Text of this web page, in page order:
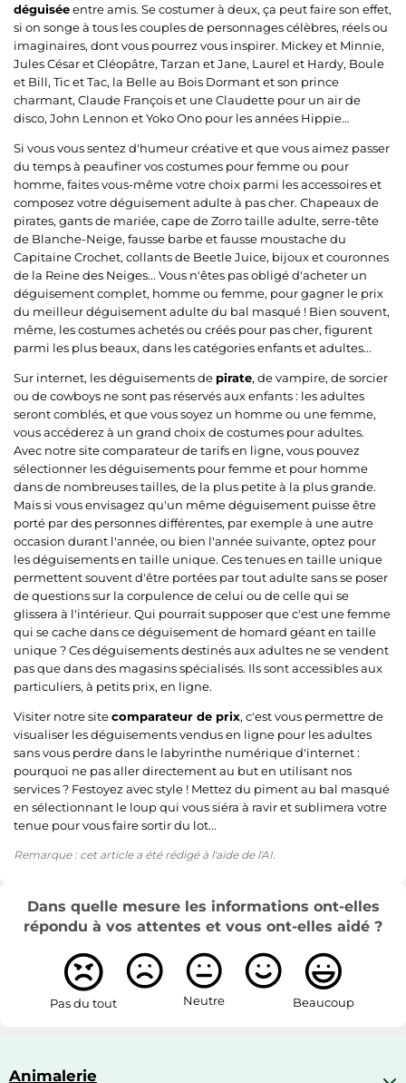
déguiséeentre amis. Se costumer à deux, ça peut faire son effet,
si on songe à tous les couples de personnages célèbres, réels ou
imaginaires, dont vous pourrez vous inspirer. Mickey et Minnie,
Jules César et Cléopâtre, Tarzan et Jane, Laurel et Hardy, Boule
et Bill, Tic et Tac, la Belle au Bois Dormant et son prince
charmant, Claude François et une Claudette pour un air de
disco, John Lennon et Yoko Ono pour les années Hippie…
Si vous vous sentez d'humeur créative et que vous aimez passer
du temps à peaufiner vos costumes pour femme ou pour
homme, faites vous-même votre choix parmi les accessoires et
composez votre déguisement adulte à pas cher. Chapeaux de
pirates, gants de mariée, cape de Zorro taille adulte, serre-tête
de Blanche-Neige, fausse barbe et fausse moustache du
Capitaine Crochet, collants de Beetle Juice, bijoux et couronnes
de la Reine des Neiges... Vous n'êtes pas obligé d'acheter un
déguisement complet, homme ou femme, pour gagner le prix
du meilleur déguisement adulte du bal masqué ! Bien souvent,
même, les costumes achetés ou créés pour pas cher, figurent
parmi les plus beaux, dans les catégories enfants et adultes...
Sur internet, les déguisements de pirate, de vampire, de sorcier
ou de cowboys ne sont pas réservés aux enfants : les adultes
seront comblés, et que vous soyez un homme ou une femme,
vous accéderez à un grand choix de costumes pour adultes.
Avec notre site comparateur de tarifs en ligne, vous pouvez
sélectionner les déguisements pour femme et pour homme
dans de nombreuses tailles, de la plus petite à la plus grande.
Mais si vous envisagez qu'un même déguisement puisse être
porté par des personnes différentes, par exemple à une autre
occasion durant l'année, ou bien l'année suivante, optez pour
les déguisements en taille unique. Ces tenues en taille unique
permettent souvent d'être portées par tout adulte sans se poser
de questions sur la corpulence de celui ou de celle qui se
glissera à l'intérieur. Qui pourrait supposer que c'est une femme
qui se cache dans ce déguisement de homard géant en taille
unique ? Ces déguisements destinés aux adultes ne se vendent
pas que dans des magasins spécialisés. Ils sont accessibles aux
particuliers, à petits prix, en ligne.
Visiter notre sitecomparateur de prix, c'est vous permettre de
visualiser les déguisements vendus en ligne pour les adultes
sans vous perdre dans le labyrinthe numérique d'internet :
pourquoi ne pas aller directement au but en utilisant nos
services ? Festoyez avec style ! Mettez du piment au bal masqué
en sélectionnant le loup qui vous siéra à ravir et sublimera votre
tenue pour vous faire sortir du lot...
Remarque : cet article a été rédigé à l'aide de l'AI.
Dans quelle mesure les informations ont-elles
répondu à vos attentes et vous ont-elles aidé ?
Pas du tout Neutre Beaucoup
Animalerie